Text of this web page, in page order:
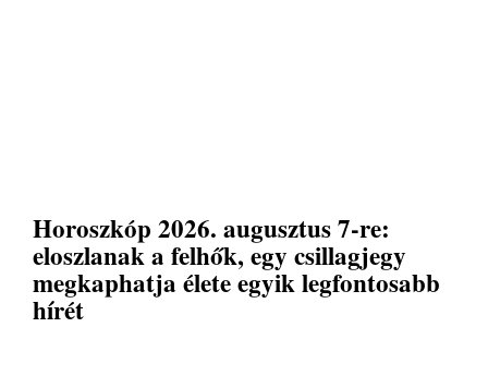
Horoszkóp 2026. augusztus 7-re:
eloszlanak a felhők, egy csillagjegy
megkaphatja élete egyik legfontosabb
hírét